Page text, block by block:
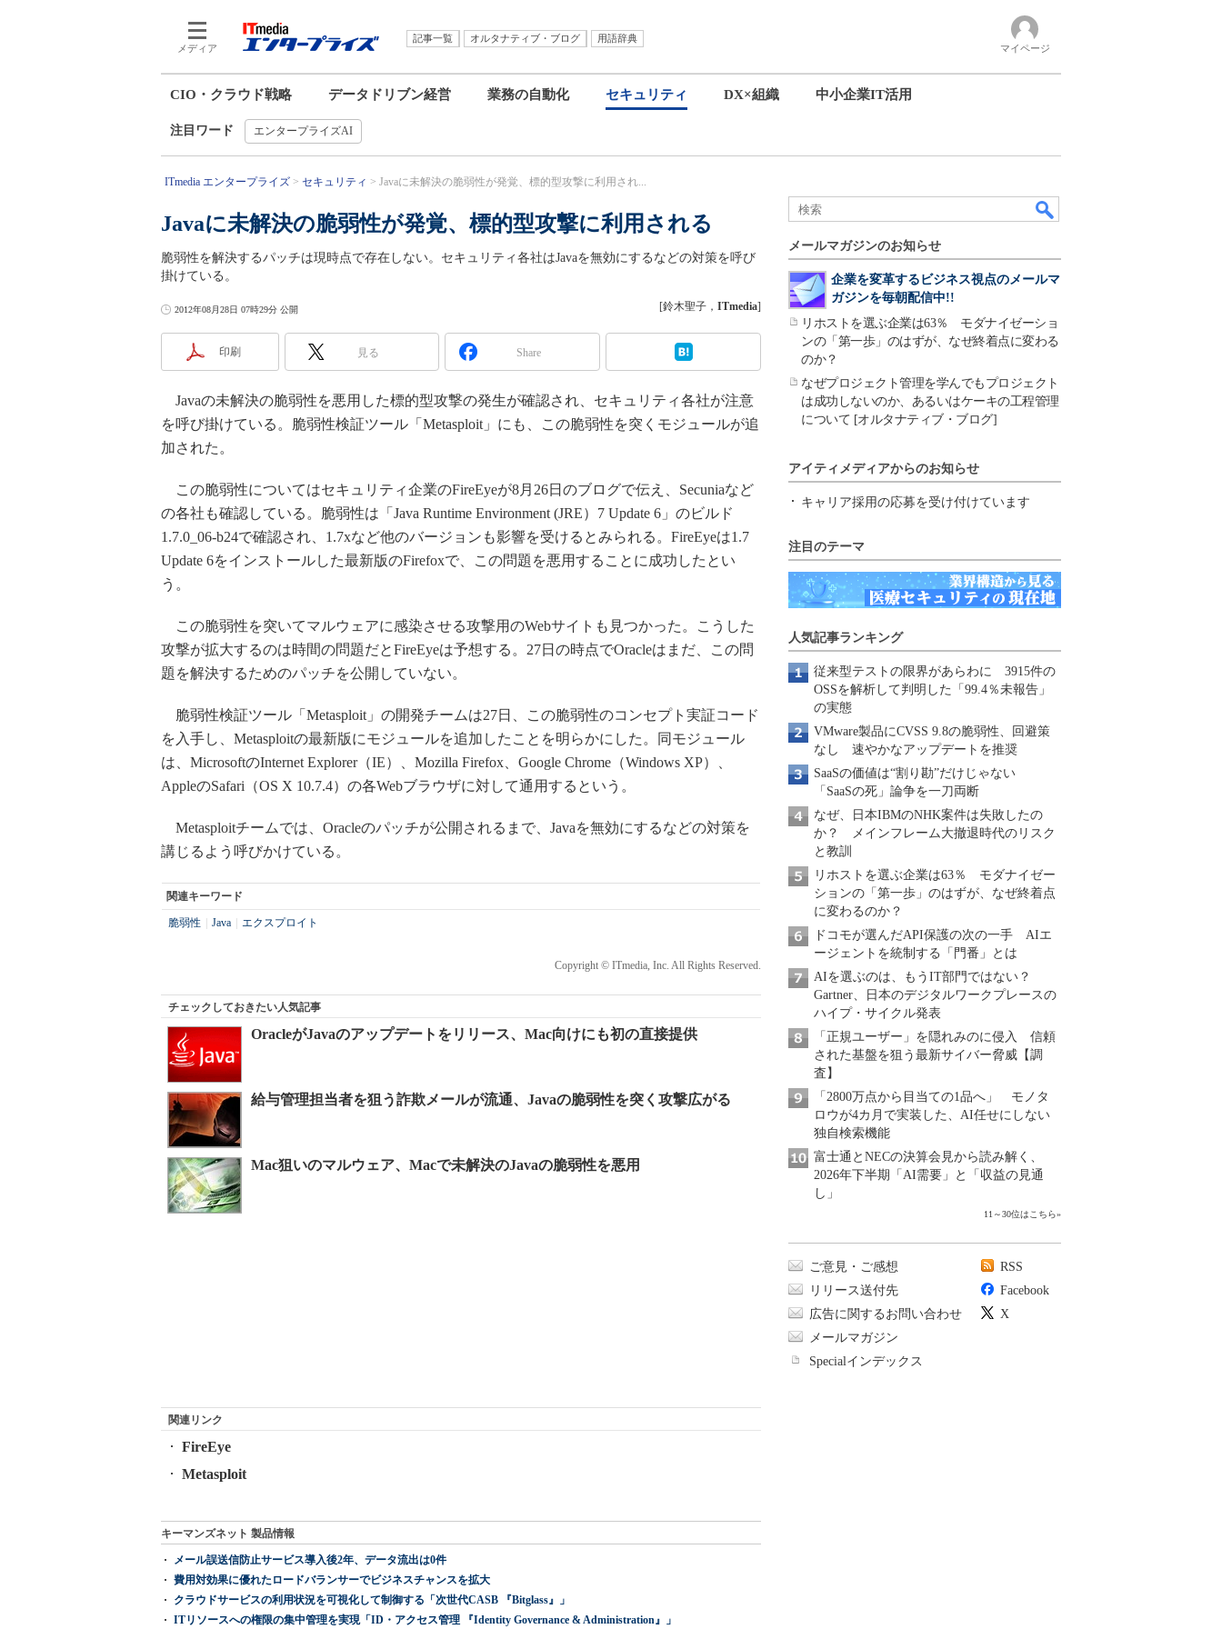
メディア
記事一覧 オルタナティブ・ブログ
用語辞典
マイページ
CIO・クラウド戦略 データドリブン経営 業務の自動化 セキュリティ DX×組織 中小企業IT活用
注目ワード エンタープライズAI
ITmedia エンタープライズ セキュリティ Javaに未解決の脆弱性が発覚、標的型攻撃に利用され...
Javaに未解決の脆弱性が発覚、標的型攻撃に利用される
脆弱性を解決するパッチは現時点で存在しない。セキュリティ各社はJavaを無効にするなどの対策を呼び
掛けている。
2012年08月28日 07時29分 公開 [鈴木聖子， ITmedia]
印刷 見る Share
Javaの未解決の脆弱性を悪用した標的型攻撃の発生が確認され、セキュリティ各社が注意
を呼び掛けている。脆弱性検証ツール「Metasploit」にも、この脆弱性を突くモジュールが追
加された。
この脆弱性についてはセキュリティ企業のFireEyeが8月26日のブログで伝え、Secuniaなど
の各社も確認している。脆弱性は「Java Runtime Environment (JRE）7 Update 6」のビルド
1.7.0_06-b24で確認され、1.7xなど他のバージョンも影響を受けるとみられる。FireEyeは1.7
Update 6をインストールした最新版のFirefoxで、この問題を悪用することに成功したとい
う。
この脆弱性を突いてマルウェアに感染させる攻撃用のWebサイトも見つかった。こうした
攻撃が拡大するのは時間の問題だとFireEyeは予想する。27日の時点でOracleはまだ、この問
題を解決するためのパッチを公開していない。
脆弱性検証ツール「Metasploit」の開発チームは27日、この脆弱性のコンセプト実証コード
を入手し、Metasploitの最新版にモジュールを追加したことを明らかにした。同モジュール
は、MicrosoftのInternet Explorer（IE）、Mozilla Firefox、Google Chrome（Windows XP）、
AppleのSafari（OS X 10.7.4）の各Webブラウザに対して通用するという。
Metasploitチームでは、Oracleのパッチが公開されるまで、Javaを無効にするなどの対策を
講じるよう呼びかけている。
関連キーワード
脆弱性 Java エクスプロイト
Copyright © ITmedia, Inc. All Rights Reserved.
チェックしておきたい人気記事
OracleがJavaのアップデートをリリース、Mac向けにも初の直接提供
給与管理担当者を狙う詐欺メールが流通、Javaの脆弱性を突く攻撃広がる
Mac狙いのマルウェア、Macで未解決のJavaの脆弱性を悪用
関連リンク
FireEye
Metasploit
キーマンズネット 製品情報
メール誤送信防止サービス導入後2年、データ流出は0件
費用対効果に優れたロードバランサーでビジネスチャンスを拡大
クラウドサービスの利用状況を可視化して制御する「次世代CASB 『Bitglass』」
ITリソースへの権限の集中管理を実現「ID・アクセス管理 『Identity Governance & Administration』」
メールマガジンのお知らせ
企業を変革するビジネス視点のメールマ
ガジンを毎朝配信中!!
リホストを選ぶ企業は63％ モダナイゼーショ
ンの「第一歩」のはずが、なぜ終着点に変わる
のか？
なぜプロジェクト管理を学んでもプロジェクト
は成功しないのか、あるいはケーキの工程管理
について [オルタナティブ・ブログ]
アイティメディアからのお知らせ
キャリア採用の応募を受け付けています
注目のテーマ
人気記事ランキング
従来型テストの限界があらわに 3915件の
OSSを解析して判明した「99.4％未報告」
の実態
VMware製品にCVSS 9.8の脆弱性、回避策
なし 速やかなアップデートを推奨
SaaSの価値は“割り勘”だけじゃない
「SaaSの死」論争を一刀両断
なぜ、日本IBMのNHK案件は失敗したの
か？ メインフレーム大撤退時代のリスク
と教訓
リホストを選ぶ企業は63％ モダナイゼー
ションの「第一歩」のはずが、なぜ終着点
に変わるのか？
ドコモが選んだAPI保護の次の一手 AIエ
ージェントを統制する「門番」とは
AIを選ぶのは、もうIT部門ではない？
Gartner、日本のデジタルワークプレースの
ハイプ・サイクル発表
「正規ユーザー」を隠れみのに侵入 信頼
された基盤を狙う最新サイバー脅威【調
査】
「2800万点から目当ての1品へ」 モノタ
ロウが4カ月で実装した、AI任せにしない
独自検索機能
富士通とNECの決算会見から読み解く、
2026年下半期「AI需要」と「収益の見通
し」
11～30位はこちら»
ご意見・ご感想
リリース送付先
広告に関するお問い合わせ
メールマガジン
Specialインデックス
RSS
Facebook
X